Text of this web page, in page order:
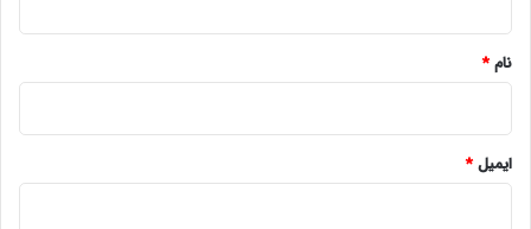
نام*
ایمیل*